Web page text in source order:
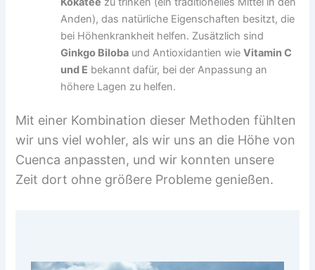
Anden), das natürliche Eigenschaften besitzt, die
bei Höhenkrankheit helfen. Zusätzlich sind
Ginkgo Biloba und Antioxidantien wieVitamin C
und E bekannt dafür, bei der Anpassung an
höhere Lagen zu helfen.
Mit einer Kombination dieser Methoden fühlten
wir uns viel wohler, als wir uns an die Höhe von
Cuenca anpassten, und wir konnten unsere
Zeit dort ohne größere Probleme genießen.